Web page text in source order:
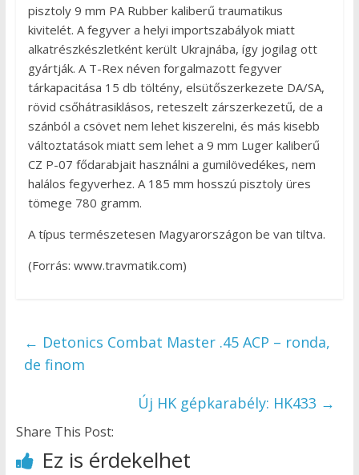
pisztoly 9 mm PA Rubber kaliberű traumatikus
kivitelét. A fegyver a helyi importszabályok miatt
alkatrészkészletként került Ukrajnába, így jogilag ott
gyártják. A T-Rex néven forgalmazott fegyver
tárkapacitása 15 db töltény, elsütőszerkezete DA/SA,
rövid csőhátrasiklásos, reteszelt zárszerkezetű, de a
szánból a csövet nem lehet kiszerelni, és más kisebb
változtatások miatt sem lehet a 9 mm Luger kaliberű
CZ P-07 fődarabjait használni a gumilövedékes, nem
halálos fegyverhez. A 185 mm hosszú pisztoly üres
tömege 780 gramm.
A típus természetesen Magyarországon be van tiltva.
(Forrás: www.travmatik.com)
← Detonics Combat Master .45 ACP – ronda,
de finom
Új HK gépkarabély: HK433 →
Share This Post:
Ez is érdekelhet